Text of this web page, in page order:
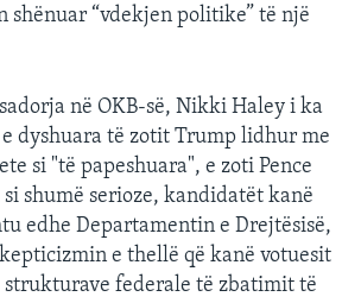
shënuar “vdekjen politike” të një
në OKB-së, Nikki Haley i ka
dyshuara të zotit Trump lidhur me
si "të papeshuara", e zoti Pence
shumë serioze, kandidatët kanë
edhe Departamentin e Drejtësisë,
e thellë që kanë votuesit
federale të zbatimit të